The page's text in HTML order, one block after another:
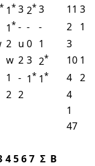
* 1* 3 2* 3 11 3
1* - - - 2
1
2 u 0 1
3
w 2 3 2* 10 1
1 - 1* 1* 4 2
2 2
4
1
47
4 567 Σ B